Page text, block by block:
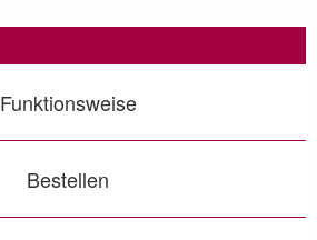
Funktionsweise
Bestellen